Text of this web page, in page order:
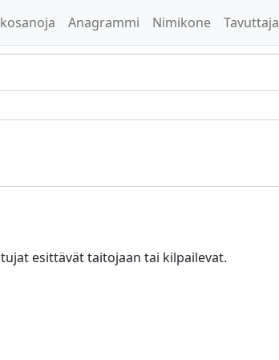
Anagrammi Nimikone Tavuttaja
esittävät taitojaan tai kilpailevat.